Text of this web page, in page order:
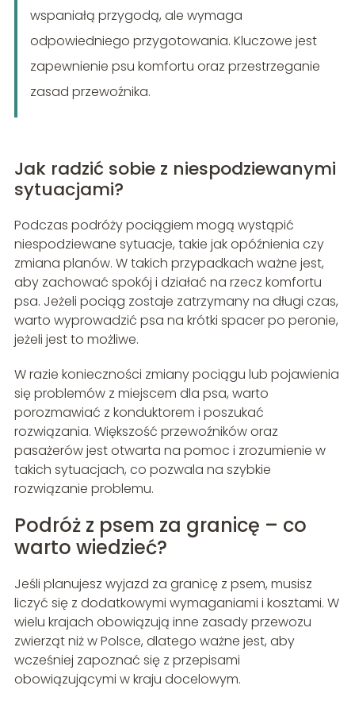
wspaniałą przygodą, ale wymaga
odpowiedniego przygotowania. Kluczowe jest
zapewnienie psu komfortu oraz przestrzeganie
zasad przewoźnika.
Jak radzić sobie z niespodziewanymi
sytuacjami?
Podczas podróży pociągiem mogą wystąpić
niespodziewane sytuacje, takie jak opóźnienia czy
zmiana planów. W takich przypadkach ważne jest,
aby zachować spokój i działać na rzecz komfortu
psa. Jeżeli pociąg zostaje zatrzymany na długi czas,
warto wyprowadzić psa na krótki spacer po peronie,
jeżeli jest to możliwe.
W razie konieczności zmiany pociągu lub pojawienia
się problemów z miejscem dla psa, warto
porozmawiać z konduktorem i poszukać
rozwiązania. Większość przewoźników oraz
pasażerów jest otwarta na pomoc i zrozumienie w
takich sytuacjach, co pozwala na szybkie
rozwiązanie problemu.
Podróż z psem za granicę – co
warto wiedzieć?
Jeśli planujesz wyjazd za granicę z psem, musisz
liczyć się z dodatkowymi wymaganiami i kosztami. W
wielu krajach obowiązują inne zasady przewozu
zwierząt niż w Polsce, dlatego ważne jest, aby
wcześniej zapoznać się z przepisami
obowiązującymi w kraju docelowym.